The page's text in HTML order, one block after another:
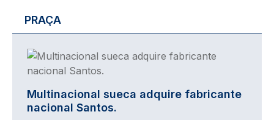
PRAÇA
Imagem
Multinacional sueca adquire fabricante
nacional Santos.